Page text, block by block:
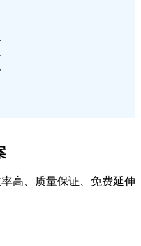
高、质量保证、免费延伸